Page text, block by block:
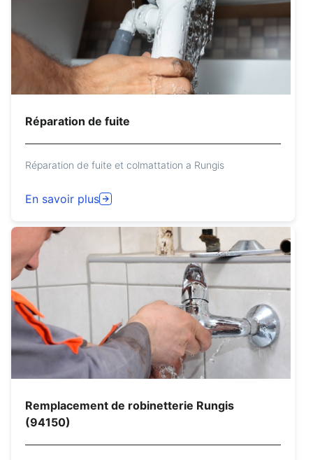
Réparation de fuite
Réparation de fuite et colmattation a Rungis
En savoir plus
Remplacement de robinetterie Rungis
(94150)